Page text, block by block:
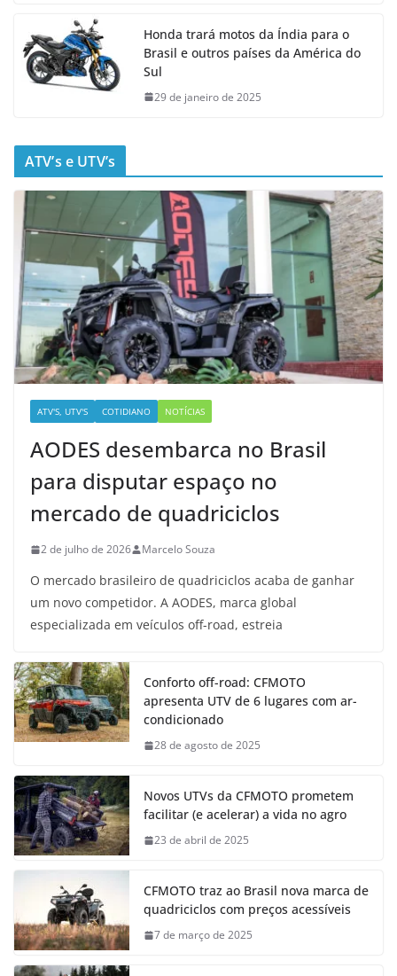
Honda trará motos da Índia para o
Brasil e outros países da América do
Sul
29 de janeiro de 2025
ATV’s e UTV’s
ATV'S, UTV'S COTIDIANO NOTÍCIAS
AODES desembarca no Brasil
para disputar espaço no
mercado de quadriciclos
2 de julho de 2026 Marcelo Souza
O mercado brasileiro de quadriciclos acaba de ganhar
um novo competidor. A AODES, marca global
especializada em veículos off-road, estreia
Conforto off-road: CFMOTO
apresenta UTV de 6 lugares com ar-
condicionado
28 de agosto de 2025
Novos UTVs da CFMOTO prometem
facilitar (e acelerar) a vida no agro
23 de abril de 2025
CFMOTO traz ao Brasil nova marca de
quadriciclos com preços acessíveis
7 de março de 2025